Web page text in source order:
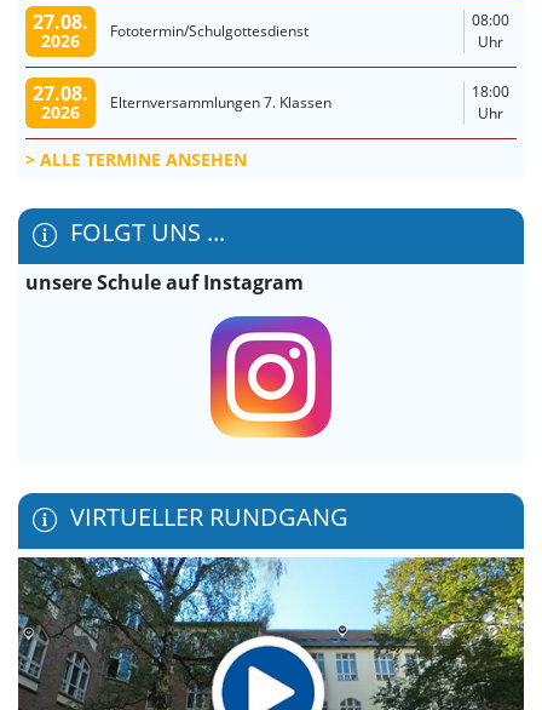
27.08.
2026 Fototermin/Schulgottesdienst
08:00
Uhr
27.08.
2026 Elternversammlungen 7. Klassen
18:00
Uhr
ALLE TERMINE ANSEHEN
FOLGT UNS ...
unsere Schule auf Instagram
VIRTUELLER RUNDGANG